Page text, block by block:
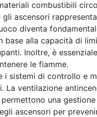
combustibili
ascensori
diventa
base alla capacità di
Inoltre, è
le fiamme.
i sistemi di controllo e
La ventilazione
una
ascensori per